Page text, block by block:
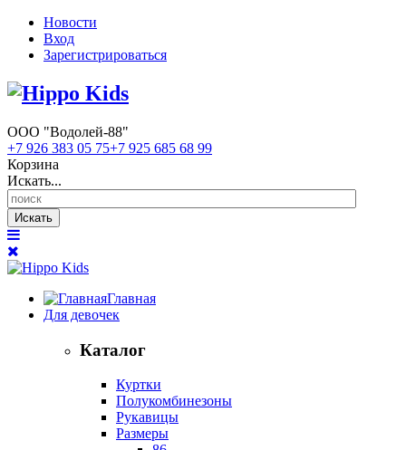
Новости
Вход
Зарегистрироваться
ООО "Водолей-88"
+7 926 383 05 75+7 925 685 68 99
Корзина
Искать...
Искать
Главная
Для девочек
Каталог
Куртки
Полукомбинезоны
Рукавицы
Размеры